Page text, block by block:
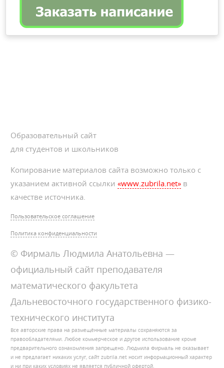
Образовательный сайт
для студентов и школьников
Копирование материалов сайта возможно только с
указанием активной ссылки«www.zubrila.net» в
качестве источника.
Пользовательское соглашение
Политика конфиденциальности
© Фирмаль Людмила Анатольевна —
официальный сайт преподавателя
математического факультета
Дальневосточного государственного физико-
технического института
Все авторские права на размещённые материалы сохраняются за
правообладателями. Любое коммерческое и другое использование кроме
предварительного ознакомления запрещено. Людмила Фирмаль не оказывает
и не предлагает никаких услуг, сайт zubrila.net носит информационный характер
и ни при каких условиях не является публичной офертой.